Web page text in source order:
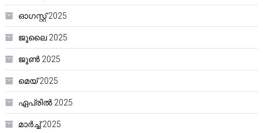
ഓഗസ്റ്റ്‌ 2025
ജൂലൈ 2025
ജൂൺ 2025
മെയ്‌ 2025
ഏപ്രിൽ 2025
മാർച്ച്‌ 2025